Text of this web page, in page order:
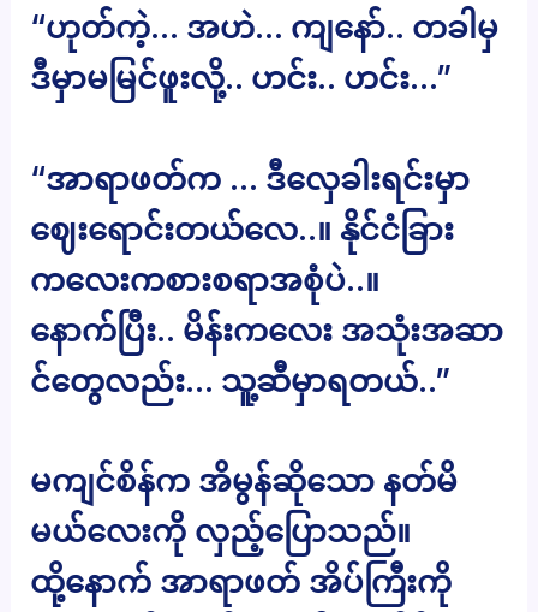
“ဟုတ်ကဲ့… အဟဲ… ကျနော်.. တခါမှ
ဒီမှာမမြင်ဖူးလို့.. ဟင်း.. ဟင်း…”
“အာရာဖတ်က … ဒီလှေခါးရင်းမှာ
ဈေးရောင်းတယ်လေ..။ နိုင်ငံခြား
ကလေးကစားစရာအစုံပဲ..။
နောက်ပြီး.. မိန်းကလေး အသုံးအဆာ
င်တွေလည်း… သူ့ဆီမှာရတယ်..”
မကျင်စိန်က အိမွန်ဆိုသော နတ်မိ
မယ်လေးကို လှည့်ပြောသည်။
ထို့နောက် အာရာဖတ် အိပ်ကြီးကို